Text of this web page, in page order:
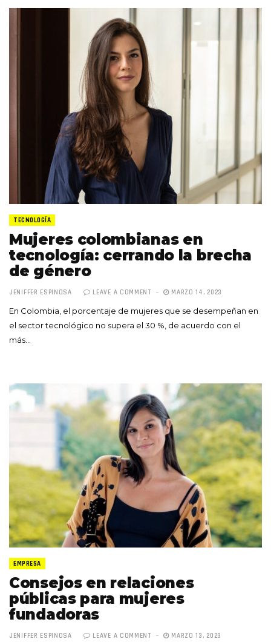
TECNOLOGÍA
Mujeres colombianas en
tecnología: cerrando la brecha
de género
JENIFFER ESPINOSA LEAVE A COMMENT MARZO 14, 2023
En Colombia, el porcentaje de mujeres que se desempeñan en
el sector tecnológico no supera el 30 %, de acuerdo con el
más…
EMPRESA
Consejos en relaciones
públicas para mujeres
fundadoras
JENIFFER ESPINOSA LEAVE A COMMENT MARZO 13, 2023